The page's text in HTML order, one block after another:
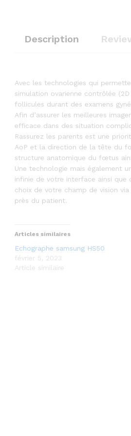
Description
Avec les technologies qui
simulation ovarienne contrôlée
follicules durant des examens
Afin d’assurer les meilleures
efficace dans des situation
Rassurez les parents est une
AoP et la direction de la tête du
structure anatomique du fœtus
Une technologie mais également
infinie de votre interface ainsi
choix de votre champ de vision
près du patient.
Articles similaires
Echographe samsung HS50
février 5, 2023
Article similaire